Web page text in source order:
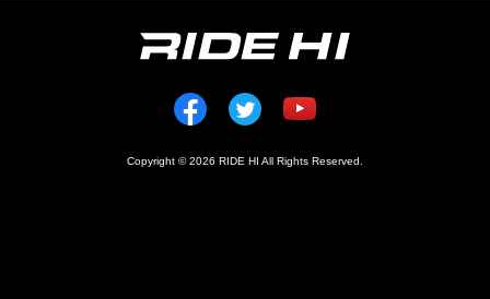
Copyright © 2026 RIDE HI All Rights Reserved.